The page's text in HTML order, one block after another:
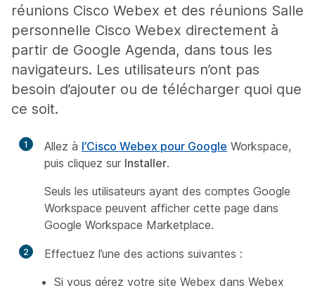
réunions Cisco Webex et des réunions Salle
personnelle Cisco Webex directement à
partir de Google Agenda, dans tous les
navigateurs. Les utilisateurs n’ont pas
besoin d’ajouter ou de télécharger quoi que
ce soit.
1 Allez à l’Cisco Webex pour Google Workspace,
puis cliquez sur Installer.
Seuls les utilisateurs ayant des comptes Google
Workspace peuvent afficher cette page dans
Google Workspace Marketplace.
2
Effectuez l’une des actions suivantes :
Si vous gérez votre site Webex dans Webex